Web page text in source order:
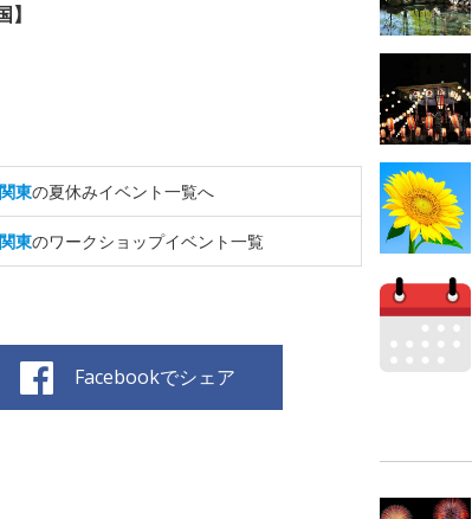
関東の夏休みイベント一覧へ
関東のワークショップイベント一覧
Facebookでシェア